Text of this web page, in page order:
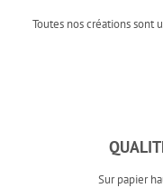
Toutes nos créations sont
Sur papier